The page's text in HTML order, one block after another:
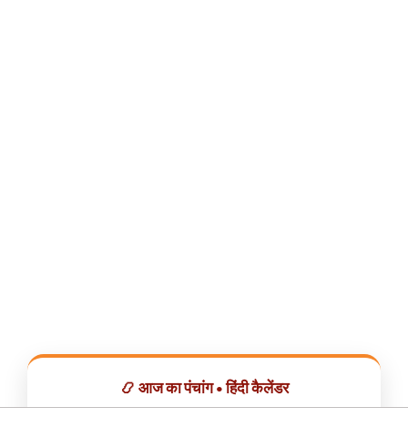
📿 आज का पंचांग • हिंदी कैलेंडर